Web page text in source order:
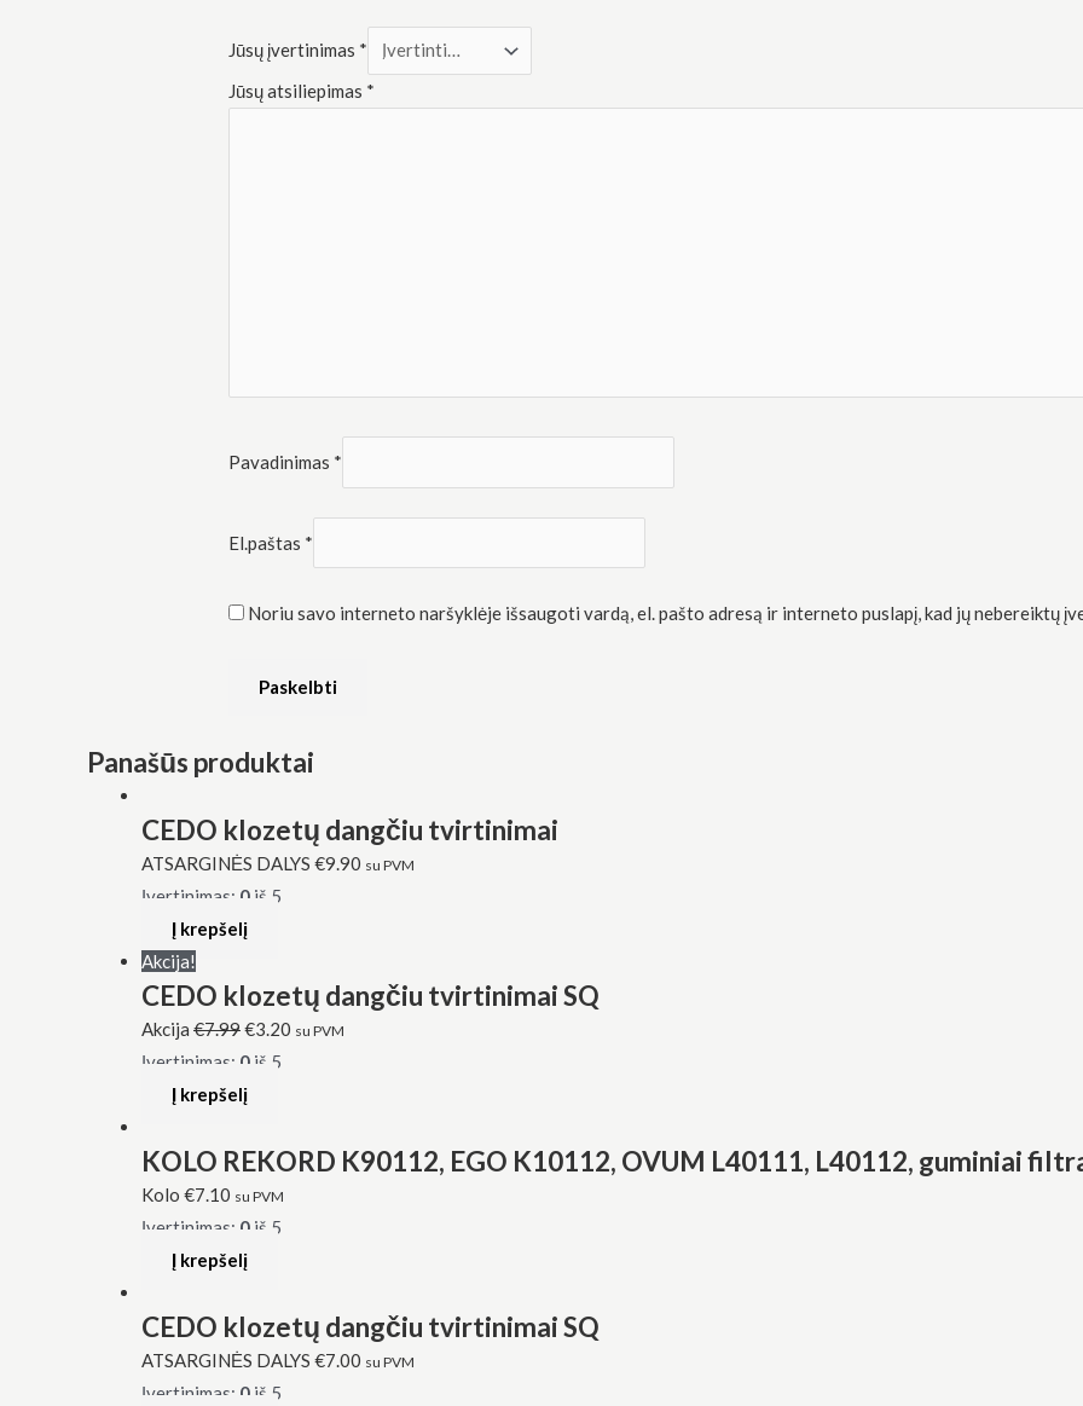
Jūsų įvertinimas *
Jūsų atsiliepimas *
Pavadinimas *
El.paštas *
Noriu savo interneto naršyklėje išsaugoti vardą, el. pašto adresą ir interneto puslapį, kad jų nebereiktų
Panašūs produktai
CEDO klozetų dangčiu tvirtinimai
ATSARGINĖS DALYS €9.90 su PVM
Įvertinimas: 0 iš 5
Į krepšelį
Akcija!
CEDO klozetų dangčiu tvirtinimai SQ
Akcija €7.99€3.20 su PVM
Įvertinimas: 0 iš 5
Į krepšelį
KOLO REKORD K90112, EGO K10112, OVUM L40111, L40112, guminiai
Kolo €7.10 su PVM
Įvertinimas: 0 iš 5
Į krepšelį
CEDO klozetų dangčiu tvirtinimai SQ
ATSARGINĖS DALYS €7.00 su PVM
Įvertinimas: 0 iš 5